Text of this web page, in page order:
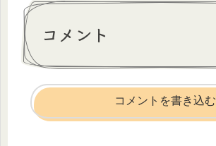
コメント
コメントを書き込む